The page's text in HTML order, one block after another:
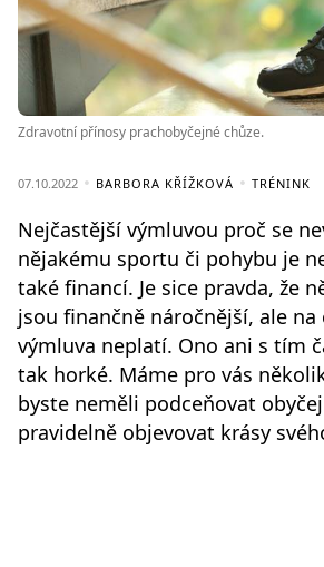
Zdravotní přínosy prachobyčejné chůze.
07.10.2022 BARBORA KŘÍŽKOVÁ TRÉNINK
Nejčastější výmluvou proč se
nějakému sportu či pohybu je
také financí. Je sice pravda, že
jsou finančně náročnější, ale na
výmluva neplatí. Ono ani s tím
tak horké. Máme pro vás
byste neměli podceňovat
pravidelně objevovat krásy